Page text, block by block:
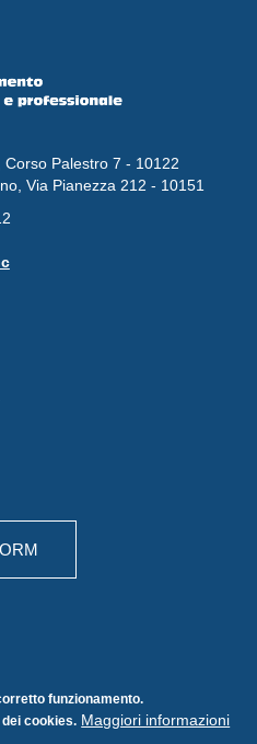
Palestro 7 - 10122
Via Pianezza 212 - 10151
e 14.00-18.30
IN CONTATTO
funzionamento.
cookies. Maggiori informazioni